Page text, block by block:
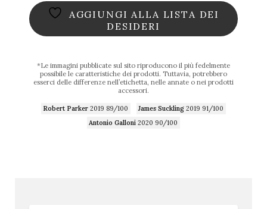
AGGIUNGI ALLA LISTA DEI
DESIDERI
*Le immagini pubblicate sul sito riproducono il più fedelmente
possibile le caratteristiche dei prodotti. Tuttavia, potrebbero
esserci delle differenze nell’etichetta, nelle annate o nei prodotti
accessori.
Robert Parker 2019 89/100 James Suckling 2019 91/100
Antonio Galloni 2020 90/100